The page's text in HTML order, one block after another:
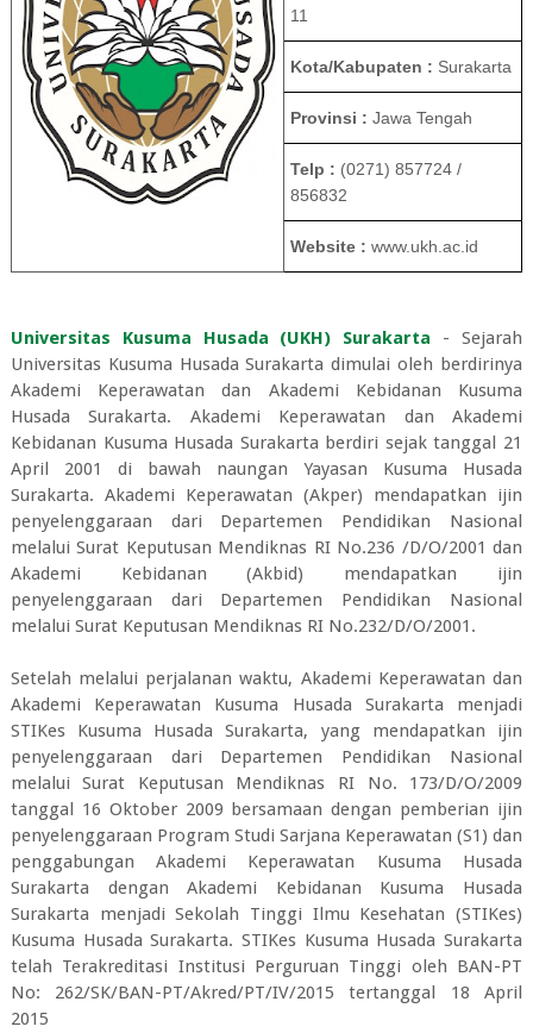
11
Kota/Kabupaten : Surakarta
Provinsi : Jawa Tengah
Telp : (0271) 857724 /
856832
Website : www.ukh.ac.id
Universitas Kusuma Husada (UKH) Surakarta - Sejarah
Universitas Kusuma Husada Surakarta dimulai oleh berdirinya
Akademi Keperawatan dan Akademi Kebidanan Kusuma
Husada Surakarta. Akademi Keperawatan dan Akademi
Kebidanan Kusuma Husada Surakarta berdiri sejak tanggal 21
April 2001 di bawah naungan Yayasan Kusuma Husada
Surakarta. Akademi Keperawatan (Akper) mendapatkan ijin
penyelenggaraan dari Departemen Pendidikan Nasional
melalui Surat Keputusan Mendiknas RI No.236 /D/O/2001 dan
Akademi Kebidanan (Akbid) mendapatkan ijin
penyelenggaraan dari Departemen Pendidikan Nasional
melalui Surat Keputusan Mendiknas RI No.232/D/O/2001.
Setelah melalui perjalanan waktu, Akademi Keperawatan dan
Akademi Keperawatan Kusuma Husada Surakarta menjadi
STIKes Kusuma Husada Surakarta, yang mendapatkan ijin
penyelenggaraan dari Departemen Pendidikan Nasional
melalui Surat Keputusan Mendiknas RI No. 173/D/O/2009
tanggal 16 Oktober 2009 bersamaan dengan pemberian ijin
penyelenggaraan Program Studi Sarjana Keperawatan (S1) dan
penggabungan Akademi Keperawatan Kusuma Husada
Surakarta dengan Akademi Kebidanan Kusuma Husada
Surakarta menjadi Sekolah Tinggi Ilmu Kesehatan (STIKes)
Kusuma Husada Surakarta. STIKes Kusuma Husada Surakarta
telah Terakreditasi Institusi Perguruan Tinggi oleh BAN-PT
No: 262/SK/BAN-PT/Akred/PT/IV/2015 tertanggal 18 April
2015